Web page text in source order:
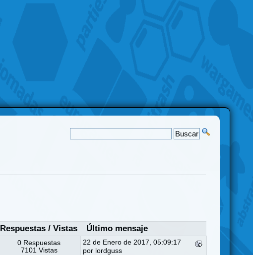
Respuestas /Vistas Último mensaje
0 Respuestas
7101 Vistas
22 de Enero de 2017, 05:09:17
por lordguss